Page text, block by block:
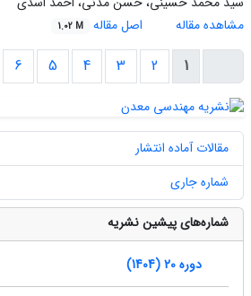
مشاهده مقاله
اصل مقاله 1.02 M
1
2
3
4
5
6
مقالات آماده انتشار
شماره جاری
شماره‌های پیشین نشریه
دوره 20 (1404)